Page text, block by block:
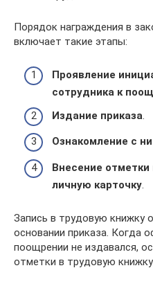
Порядок награждения в
включает такие этапы:
Проявление
сотрудника к
Издание приказа
Ознакомление с
Внесение
личную карточку
Запись в трудовую книжку
основании приказа. Когда
поощрении не издавался,
отметки в трудовую